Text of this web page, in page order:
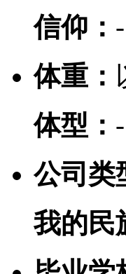
信仰：
体重：
体型：
公司类
我的民